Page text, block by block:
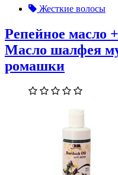
Жесткие волосы
Репейное масло
Масло шалфея
ромашки